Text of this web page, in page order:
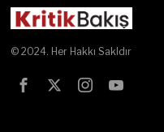
© 2024. Her Hakkı Sakldır